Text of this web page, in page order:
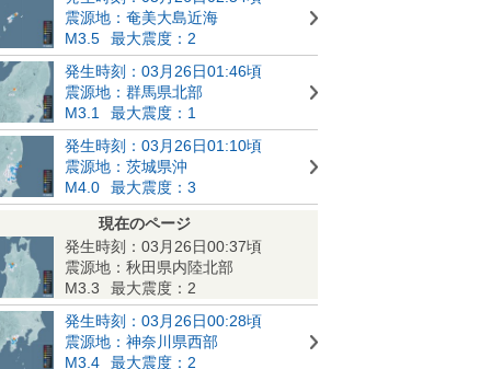
震源地：奄美大島近海
M3.5
最大震度：2
発生時刻：03月26日01:46頃
震源地：群馬県北部
M3.1
最大震度：1
発生時刻：03月26日01:10頃
震源地：茨城県沖
M4.0
最大震度：3
現在のページ
発生時刻：03月26日00:37頃
震源地：秋田県内陸北部
M3.3
最大震度：2
発生時刻：03月26日00:28頃
震源地：神奈川県西部
M3.4
最大震度：2